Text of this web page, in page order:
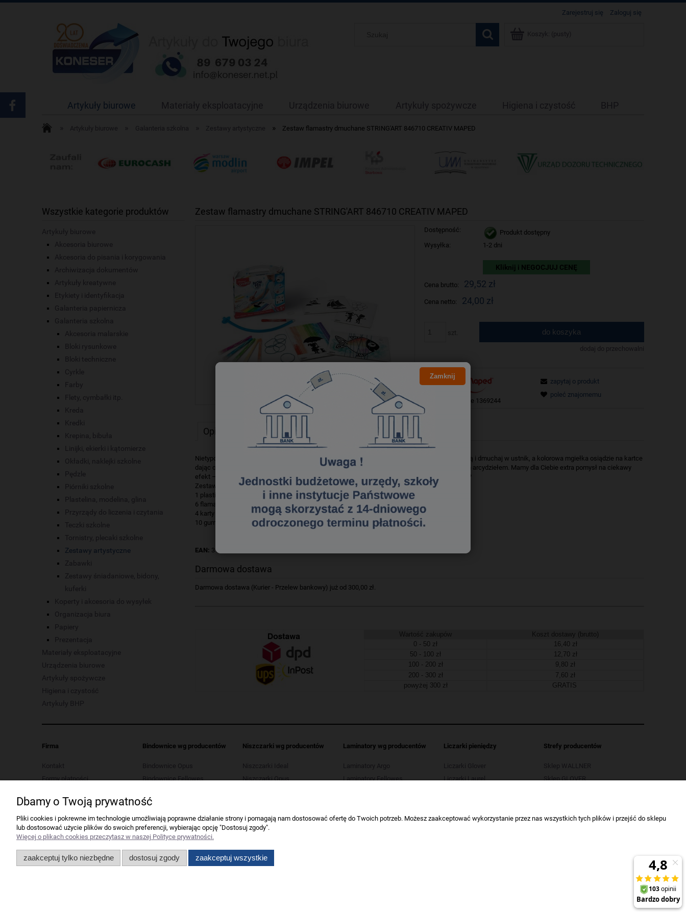
Zarejestruj się Zaloguj się
Koszyk: (pusty)
Artykuły biurowe Materiały eksploatacyjne Urządzenia biurowe Artykuły spożywcze Higiena i czystość BHP
Artykuły biurowe Galanteria szkolna Zestawy artystyczne » Zestaw flamastry dmuchane STRING'ART 846710 CREATIV MAPED
Wszystkie kategorie produktów
Artykuły biurowe
Akcesoria biurowe
Akcesoria do pisania i korygowania
Archiwizacja dokumentów
Artykuły kreatywne
Etykiety i identyfikacja
Galanteria papiernicza
Galanteria szkolna
Akcesoria malarskie
Bloki rysunkowe
Bloki techniczne
Cyrkle
Farby
Flety, cymbałki itp.
Kreda
Kredki
Krepina, bibuła
Linijki, ekierki i kątomierze
Okładki, naklejki szkolne
Pędzle
Piórniki szkolne
Plastelina, modelina, glina
Przyrządy do liczenia i czytania
Teczki szkolne
Tornistry, plecaki szkolne
Zestawy artystyczne
Zabawki
Zestawy śniadaniowe, bidony,
kuferki
Koperty i akcesoria do wysyłek
Organizacja biura
Papiery
Prezentacja
Materiały eksploatacyjne
Urządzenia biurowe
Artykuły spożywcze
Higiena i czystość
Artykuły BHP
Zestaw flamastry dmuchane STRING'ART 846710 CREATIV MAPED
Dostępność:
Produkt dostępny
Wysyłka:
1-2 dni
Kliknij i NEGOCJUJ CENĘ
Cena brutto: 29,52 zł
Cena netto: 24,00 zł
do koszyka
dodaj do przechowalni
Producent:
ze 1369244
zapytaj o produkt
poleć znajomemu
Opis Bezpieczeństwo
Nietypowy sposób na kolorowanie – umieść flamaster w plastikowej nasadce z elastyczną rurką i dmuchaj w ustnik, a kolorowa mgiełka osiądzie na kartce
dając ciekawy efekt. W ogóle się nie zmęczysz – dzięki rurce nie musisz się schylać nad swoim arcydziełem. Mamy dla Ciebie extra pomysł na ciekawy
efekt – owiń gumkami swoją pracę przed malowaniem i ściągnij je na sam koniec- zaskoczony?
Zestaw zawiera:
1 plastikową rurkę z nasadką na flamaster i ustnikiem z drugiej strony
6 flamastrów Jungle
4 karty z nadrukiem do kolorowania
10 gumek recepturek.
EAN: 3154148467106
Darmowa dostawa
Darmowa dostawa (Kurier - Przelew bankowy) już od 300,00 zł.
Wartość zakupów
Koszt dostawy (brutto)
0 - 50 zł
16,40 zł
50 - 100 zł
12,70 zł
100 - 200 zł
9,80 zł
200 - 300 zł
7,60 zł
powyżej 300 zł
GRATIS
Firma
Kontakt
Formy płatności
Polityka prywatności
Regulaminy
Serwis urządzeń biurowych
Ustawienia plików cookies
Odstąp od umowy tutaj
Bindownice wg producentów
Bindownice Opus
Bindownice Fellowes
Bindownice Argo
Niszczarki wg producentów
Niszczarki Ideal
Niszczarki Opus
Niszczarki Tarnator
Niszczarki Wallner
Laminatory wg producentów
Laminatory Argo
Laminatory Fellowes
Laminatory Wallner
Liczarki pieniędzy
Liczarki Glover
Liczarki Laurel
Strefy producentów
Sklep WALLNER
Sklep GLOVER
Dbamy o Twoją prywatność
Pliki cookies i pokrewne im technologie umożliwiają poprawne działanie strony i pomagają nam dostosować ofertę do Twoich potrzeb. Możesz zaakceptować wykorzystanie przez nas wszystkich tych plików i przejść do sklepu
lub dostosować użycie plików do swoich preferencji, wybierając opcję "Dostosuj zgody".
Więcej o plikach cookies przeczytasz w naszej Polityce prywatności.
zaakceptuj tylko niezbędne dostosuj zgody zaakceptuj wszystkie
Zamknij